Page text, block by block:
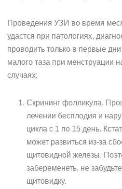
Проведения УЗИ во время
удастся при патологиях,
проводить только в первые
малого таза при менструации
случаях:
Скрининг фолликула.
лечении бесплодия и
цикла с 1 по 15 день.
может развиться из-за
щитовидной железы.
забеременеть, не
щитовидку.